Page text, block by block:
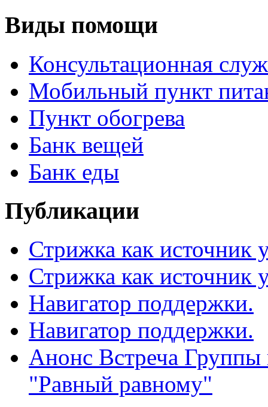
Виды помощи
Консультационная
Мобильный пункт
Пункт обогрева
Банк вещей
Банк еды
Публикации
Стрижка как источник
Стрижка как источник
Навигатор поддержки.
Навигатор поддержки.
Анонс Встреча
"Равный равному"